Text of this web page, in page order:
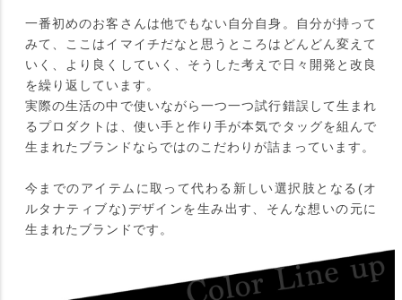
一番初めのお客さんは他でもない自分自身。自分が持って
みて、ここはイマイチだなと思うところはどんどん変えて
いく、より良くしていく、そうした考えで日々開発と改良
を繰り返しています。
実際の生活の中で使いながら一つ一つ試行錯誤して生まれ
るプロダクトは、使い手と作り手が本気でタッグを組んで
生まれたブランドならではのこだわりが詰まっています。
今までのアイテムに取って代わる新しい選択肢となる(オ
ルタナティブな)デザインを生み出す、そんな想いの元に
生まれたブランドです。